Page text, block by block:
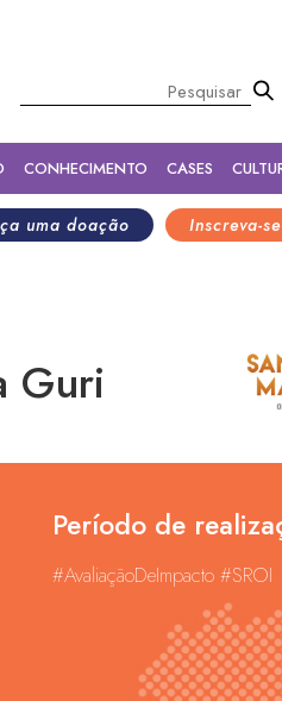
CONHECIMENTO CASES
Inscreva-
uma doação
Guri
Período de
#AvaliaçãoDeImpacto #SROI